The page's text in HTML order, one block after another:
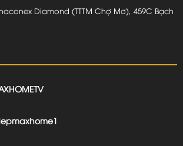
Diamond (TTTM Chợ Mơ), 459C Bạch